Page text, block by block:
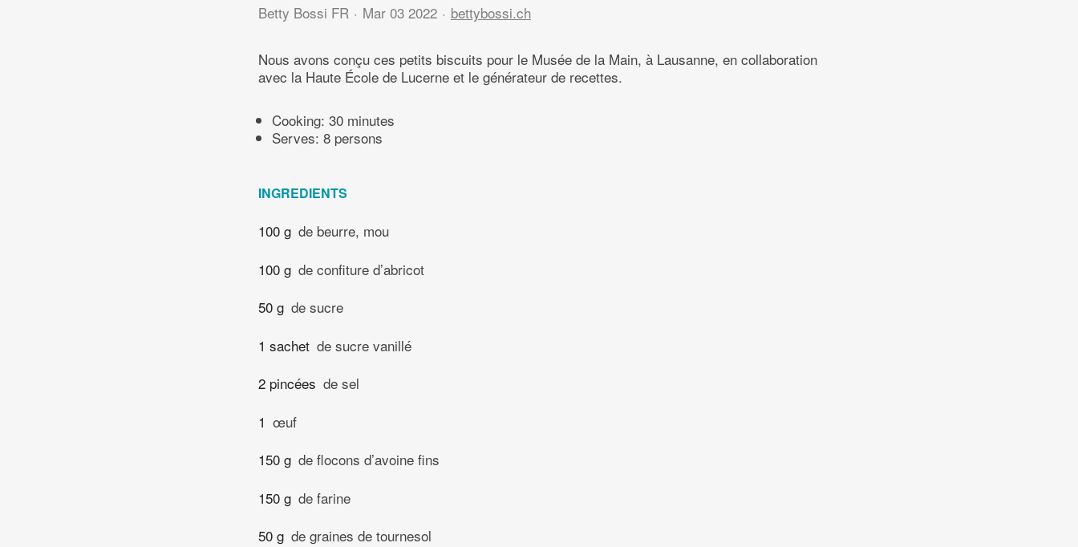
Betty Bossi FR Mar 03 2022 bettybossi.ch
Nous avons conçu ces petits biscuits pour le Musée de la Main, à Lausanne, en collaboration
avec la Haute École de Lucerne et le générateur de recettes.
Cooking: 30 minutes
Serves: 8 persons
INGREDIENTS
100 g de beurre, mou
100 g de confiture d’abricot
50 g de sucre
1 sachet de sucre vanillé
2 pincées de sel
1 œuf
150 g de flocons d’avoine fins
150 g de farine
50 g de graines de tournesol